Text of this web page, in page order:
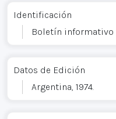
Identificación
Boletín informativo
Datos de Edición
Argentina, 1974.